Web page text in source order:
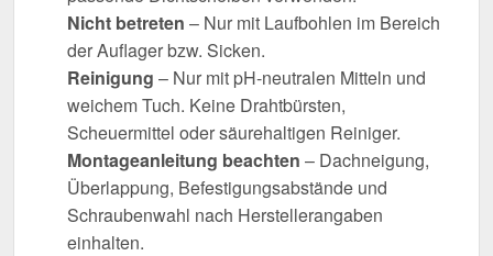
Nicht betreten – Nur mit Laufbohlen im Bereich
der Auflager bzw. Sicken.
Reinigung – Nur mit pH-neutralen Mitteln und
weichem Tuch. Keine Drahtbürsten,
Scheuermittel oder säurehaltigen Reiniger.
Montageanleitung beachten – Dachneigung,
Überlappung, Befestigungsabstände und
Schraubenwahl nach Herstellerangaben
einhalten.